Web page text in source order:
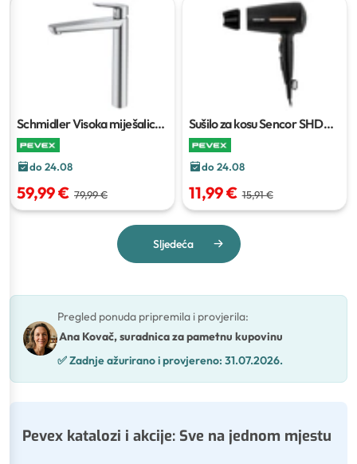
Schmidler Visoka miješalica
za umivaonik
do 24.08
59,99 € 79,99 €
Sušilo za kosu Sencor SHD
0045BK
do 24.08
11,99 € 15,91 €
Sljedeća
Pregled ponuda pripremila i provjerila:
Ana Kovač, suradnica za pametnu kupovinu
✅Zadnje ažurirano i provjereno: 31.07.2026.
Pevex katalozi i akcije: Sve na jednom mjestu